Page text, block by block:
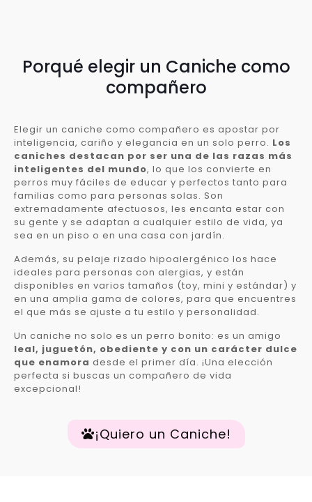
Porqué elegir un Caniche como
compañero
Elegir un caniche como compañero es apostar por
inteligencia, cariño y elegancia en un solo perro. Los
caniches destacan por ser una de las razas más
inteligentes del mundo, lo que los convierte en
perros muy fáciles de educar y perfectos tanto para
familias como para personas solas. Son
extremadamente afectuosos, les encanta estar con
su gente y se adaptan a cualquier estilo de vida, ya
sea en un piso o en una casa con jardín.
Además, su pelaje rizado hipoalergénico los hace
ideales para personas con alergias, y están
disponibles en varios tamaños (toy, mini y estándar) y
en una amplia gama de colores, para que encuentres
el que más se ajuste a tu estilo y personalidad.
Un caniche no solo es un perro bonito: es un amigo
leal, juguetón, obediente y con un carácter dulce
que enamora desde el primer día. ¡Una elección
perfecta si buscas un compañero de vida
excepcional!
¡Quiero un Caniche!